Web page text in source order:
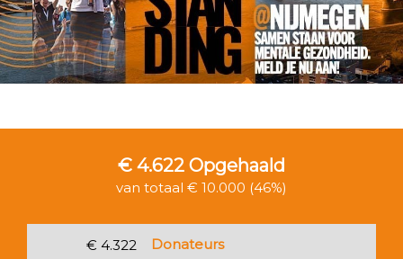
€ 4.622 Opgehaald
van totaal € 10.000 (46%)
€ 4.322
Donateurs